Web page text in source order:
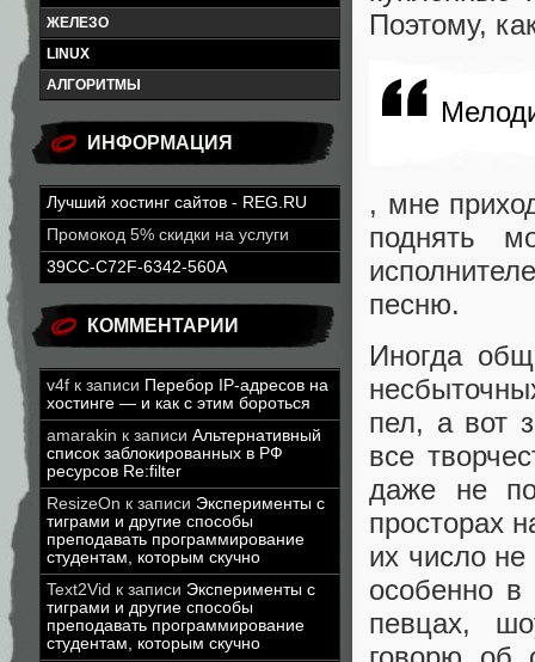
ЖЕЛЕЗО
LINUX
АЛГОРИТМЫ
ИНФОРМАЦИЯ
Лучший хостинг сайтов - REG.RU
Промокод 5% скидки на услуги
39CC-C72F-6342-560A
КОММЕНТАРИИ
v4f к записи Перебор IP-адресов на
хостинге — и как с этим бороться
amarakin к записи Альтернативный
список заблокированных в РФ
ресурсов Re:filter
ResizeOn к записи Эксперименты с
тиграми и другие способы
преподавать программирование
студентам, которым скучно
Text2Vid к записи Эксперименты с
тиграми и другие способы
преподавать программирование
студентам, которым скучно
Поэтому,
, мне
поднять
песню.
Иногда
пел, а вот
все
даже не
просторах
их число
особенно
певцах,